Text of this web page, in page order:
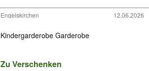
Engelskirchen 12.06.2026
Kindergarderobe Garderobe
Zu Verschenken